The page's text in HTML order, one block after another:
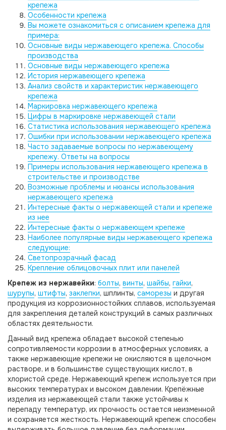
крепежа
Особенности крепежа
Вы можете ознакомиться с описанием крепежа для
примера:
Основные виды нержавеющего крепежа. Способы
производства
Основные виды нержавеющего крепежа
История нержавеющего крепежа
Анализ свойств и характеристик нержавеющего
крепежа
Маркировка нержавеющего крепежа
Цифры в маркировке нержавеющей стали
Статистика использования нержавеющего крепежа
Ошибки при использовании нержавеющего крепежа
Часто задаваемые вопросы по нержавеющему
крепежу. Ответы на вопросы
Примеры использования нержавеющего крепежа в
строительстве и производстве
Возможные проблемы и нюансы использования
нержавеющего крепежа
Интересные факты о нержавеющей стали и крепеже
из нее
Интересные факты о нержавеющем крепеже
Наиболее популярные виды нержавеющего крепежа
следующие:
Светопрозрачный фасад
Крепление облицовочных плит или панелей
Крепеж из нержавейки: болты, винты, шайбы, гайки,
шурупы, штифты, заклепки, шплинты, саморезы и другая
продукция из коррозионностойких сплавов, используемая
для закрепления деталей конструкций в самых различных
областях деятельности.
Данный вид крепежа обладает высокой степенью
сопротивляемости коррозии в атмосферных условиях, а
также нержавеющие крепежи не окисляются в щелочном
растворе, и в большинстве существующих кислот, в
хлористой среде. Нержавеющий крепеж используется при
высоких температурах и высоком давлении. Крепёжные
изделия из нержавеющей стали также устойчивы к
перепаду температур, их прочность остается неизменной
и сохраняется жесткость. Нержавеющий крепеж способен